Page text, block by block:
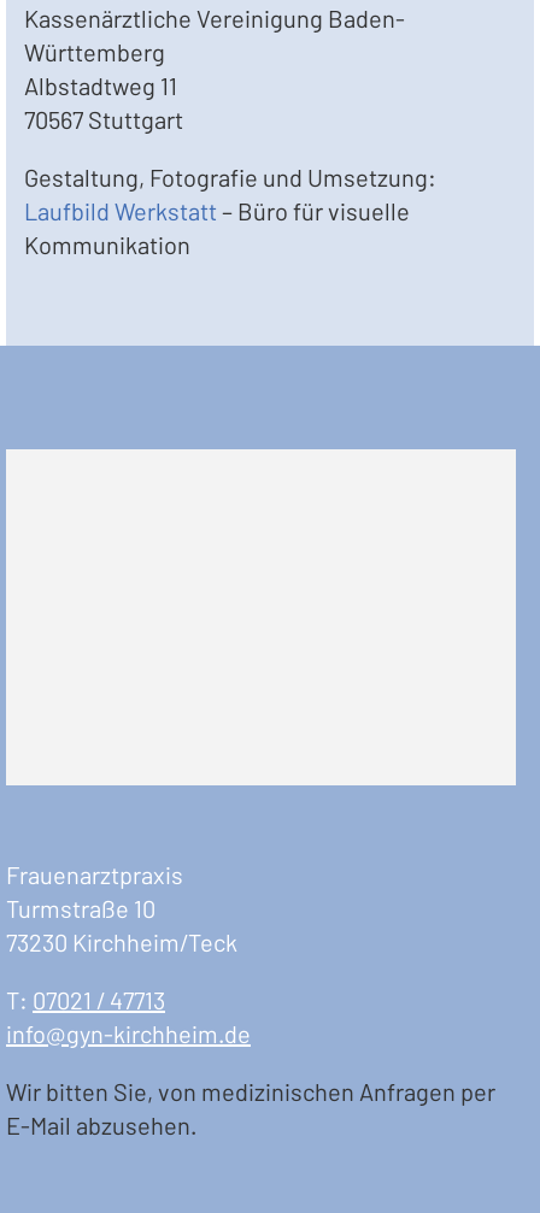
Kassenärztliche Vereinigung Baden-
Württemberg
Albstadtweg 11
70567 Stuttgart
Gestaltung, Fotografie und Umsetzung:
Laufbild Werkstatt – Büro für visuelle
Kommunikation
Frauenarztpraxis
Turmstraße 10
73230 Kirchheim/Teck
T: 07021 / 47713
info@gyn-kirchheim.de
Wir bitten Sie, von medizinischen Anfragen per
E-Mail abzusehen.